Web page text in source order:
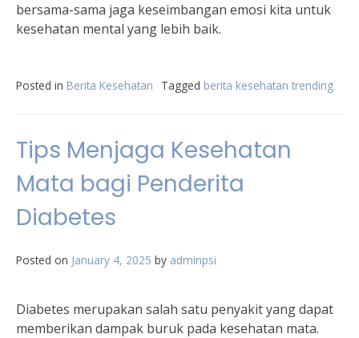
bersama-sama jaga keseimbangan emosi kita untuk
kesehatan mental yang lebih baik.
Posted in Berita Kesehatan Tagged berita kesehatan trending
Tips Menjaga Kesehatan
Mata bagi Penderita
Diabetes
Posted on January 4, 2025 by adminpsi
Diabetes merupakan salah satu penyakit yang dapat
memberikan dampak buruk pada kesehatan mata.